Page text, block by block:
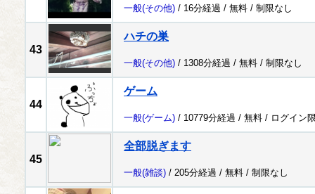
一般(その他) / 16分経過 / 無料 / 制限なし
43
ハチの巣
一般(その他) / 1308分経過 / 無料 / 制限なし
44
ゲーム
一般(ゲーム) / 10779分経過 / 無料 / ログイン
45
全部脱ぎます
一般(雑談) / 205分経過 / 無料 / 制限なし